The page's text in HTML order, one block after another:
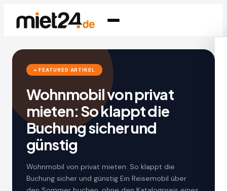
+ FEATURED ARTIKEL
Wohnmobil von privat
mieten: So klappt die
Buchung sicher und
günstig
Wohnmobil von privat mieten: So klappt die
Buchung sicher und günstig Ein Reisemobil über